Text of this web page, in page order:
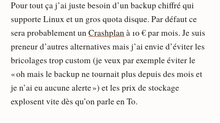
Pour tout ça j’ai juste besoin d’un backup chiffré qui
supporte Linux et un gros quota disque. Par défaut ce
sera probablement unCrashplan à 10 € par mois. Je suis
preneur d’autres alternatives mais j’ai envie d’éviter les
bricolages trop custom (je veux par exemple éviter le
« oh mais le backup ne tournait plus depuis des mois et
je n’ai eu aucune alerte ») et les prix de stockage
explosent vite dès qu’on parle en To.